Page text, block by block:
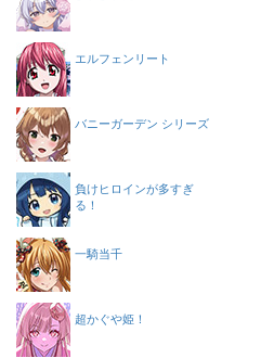
エルフェンリート
バニーガーデン シリーズ
負けヒロインが多すぎ
る！
一騎当千
超かぐや姫！